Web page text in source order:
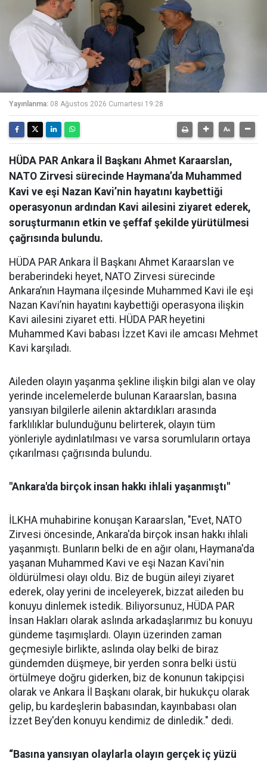
Yayınlanma: 08 Ağustos 2026 Cumartesi 19:28
HÜDA PAR Ankara İl Başkanı Ahmet Karaarslan,
NATO Zirvesi sürecinde Haymana’da Muhammed
Kavi ve eşi Nazan Kavi’nin hayatını kaybettiği
operasyonun ardından Kavi ailesini ziyaret ederek,
soruşturmanın etkin ve şeffaf şekilde yürütülmesi
çağrısında bulundu.
HÜDA PAR Ankara İl Başkanı Ahmet Karaarslan ve
beraberindeki heyet, NATO Zirvesi sürecinde
Ankara’nın Haymana ilçesinde Muhammed Kavi ile eşi
Nazan Kavi’nin hayatını kaybettiği operasyona ilişkin
Kavi ailesini ziyaret etti. HÜDA PAR heyetini
Muhammed Kavi babası İzzet Kavi ile amcası Mehmet
Kavi karşıladı.
Aileden olayın yaşanma şekline ilişkin bilgi alan ve olay
yerinde incelemelerde bulunan Karaarslan, basına
yansıyan bilgilerle ailenin aktardıkları arasında
farklılıklar bulunduğunu belirterek, olayın tüm
yönleriyle aydınlatılması ve varsa sorumluların ortaya
çıkarılması çağrısında bulundu.
"Ankara'da birçok insan hakkı ihlali yaşanmıştı"
İLKHA muhabirine konuşan Karaarslan, "Evet, NATO
Zirvesi öncesinde, Ankara'da birçok insan hakkı ihlali
yaşanmıştı. Bunların belki de en ağır olanı, Haymana'da
yaşanan Muhammed Kavi ve eşi Nazan Kavi'nin
öldürülmesi olayı oldu. Biz de bugün aileyi ziyaret
ederek, olay yerini de inceleyerek, bizzat aileden bu
konuyu dinlemek istedik. Biliyorsunuz, HÜDA PAR
İnsan Hakları olarak aslında arkadaşlarımız bu konuyu
gündeme taşımışlardı. Olayın üzerinden zaman
geçmesiyle birlikte, aslında olay belki de biraz
gündemden düşmeye, bir yerden sonra belki üstü
örtülmeye doğru giderken, biz de konunun takipçisi
olarak ve Ankara İl Başkanı olarak, bir hukukçu olarak
gelip, bu kardeşlerin babasından, kayınbabası olan
İzzet Bey'den konuyu kendimiz de dinledik." dedi.
“Basına yansıyan olaylarla olayın gerçek iç yüzü